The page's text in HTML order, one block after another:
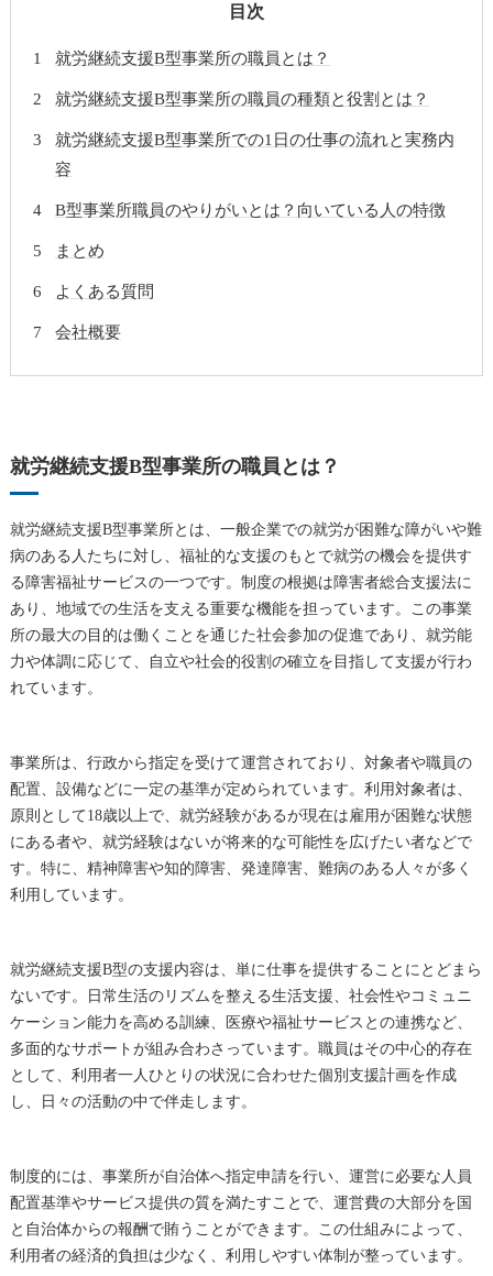
目次
就労継続支援B型事業所の職員とは？
就労継続支援B型事業所の職員の種類と役割とは？
就労継続支援B型事業所での1日の仕事の流れと実務内
容
B型事業所職員のやりがいとは？向いている人の特徴
まとめ
よくある質問
会社概要
就労継続支援B型事業所の職員とは？
就労継続支援B型事業所とは、一般企業での就労が困難な障がいや難
病のある人たちに対し、福祉的な支援のもとで就労の機会を提供す
る障害福祉サービスの一つです。制度の根拠は障害者総合支援法に
あり、地域での生活を支える重要な機能を担っています。この事業
所の最大の目的は働くことを通じた社会参加の促進であり、就労能
力や体調に応じて、自立や社会的役割の確立を目指して支援が行わ
れています。
事業所は、行政から指定を受けて運営されており、対象者や職員の
配置、設備などに一定の基準が定められています。利用対象者は、
原則として18歳以上で、就労経験があるが現在は雇用が困難な状態
にある者や、就労経験はないが将来的な可能性を広げたい者などで
す。特に、精神障害や知的障害、発達障害、難病のある人々が多く
利用しています。
就労継続支援B型の支援内容は、単に仕事を提供することにとどまら
ないです。日常生活のリズムを整える生活支援、社会性やコミュニ
ケーション能力を高める訓練、医療や福祉サービスとの連携など、
多面的なサポートが組み合わさっています。職員はその中心的存在
として、利用者一人ひとりの状況に合わせた個別支援計画を作成
し、日々の活動の中で伴走します。
制度的には、事業所が自治体へ指定申請を行い、運営に必要な人員
配置基準やサービス提供の質を満たすことで、運営費の大部分を国
と自治体からの報酬で賄うことができます。この仕組みによって、
利用者の経済的負担は少なく、利用しやすい体制が整っています。